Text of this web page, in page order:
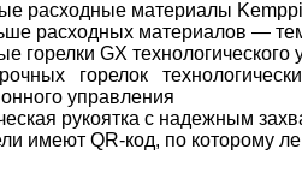
расходные материалы
расходных материалов —
горелки GX
горелок
управления
рукоятка с надежным
имеют QR-код, по которому